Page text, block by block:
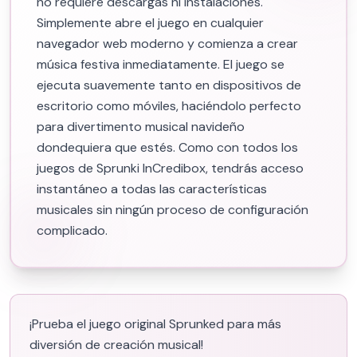
Simplemente abre el juego en cualquier
navegador web moderno y comienza a crear
música festiva inmediatamente. El juego se
ejecuta suavemente tanto en dispositivos de
escritorio como móviles, haciéndolo perfecto
para divertimento musical navideño
dondequiera que estés. Como con todos los
juegos de Sprunki InCredibox, tendrás acceso
instantáneo a todas las características
musicales sin ningún proceso de configuración
complicado.
¡Prueba el juego original Sprunked para más
diversión de creación musical!